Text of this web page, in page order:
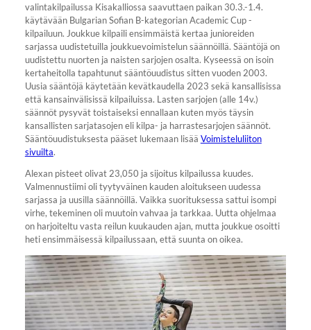
valintakilpailussa Kisakalliossa saavuttaen paikan 30.3.-1.4.
käytävään Bulgarian Sofian B-kategorian Academic Cup -
kilpailuun. Joukkue kilpaili ensimmäistä kertaa junioreiden
sarjassa uudistetuilla joukkuevoimistelun säännöillä. Sääntöjä on
uudistettu nuorten ja naisten sarjojen osalta. Kyseessä on isoin
kertaheitolla tapahtunut sääntöuudistus sitten vuoden 2003.
Uusia sääntöjä käytetään kevätkaudella 2023 sekä kansallisissa
että kansainvälisissä kilpailuissa. Lasten sarjojen (alle 14v.)
säännöt pysyvät toistaiseksi ennallaan kuten myös täysin
kansallisten sarjatasojen eli kilpa- ja harrastesarjojen säännöt.
Sääntöuudistuksesta pääset lukemaan lisää Voimisteluliiton
sivuilta.
Alexan pisteet olivat 23,050 ja sijoitus kilpailussa kuudes.
Valmennustiimi oli tyytyväinen kauden aloitukseen uudessa
sarjassa ja uusilla säännöillä. Vaikka suorituksessa sattui isompi
virhe, tekeminen oli muutoin vahvaa ja tarkkaa. Uutta ohjelmaa
on harjoiteltu vasta reilun kuukauden ajan, mutta joukkue osoitti
heti ensimmäisessä kilpailussaan, että suunta on oikea.